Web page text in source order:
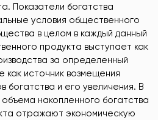
Показатели богатства
условия общественного
в целом в каждый данный
продукта выступает как
за определенный
источник возмещения
богатства и его увеличения. В
накопленного богатства
отражают экономическую